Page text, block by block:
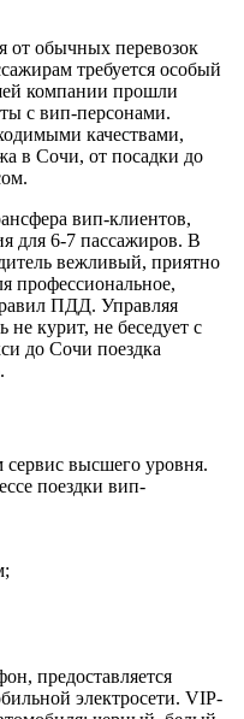
от обычных перевозок
требуется особый
компании прошли
с вип-персонами.
качествами,
в Сочи, от посадки до
вип-клиентов,
для 6-7 пассажиров. В
вежливый, приятно
профессиональное,
ПДД. Управляя
не курит, не беседует с
до Сочи поездка
сервис высшего уровня.
поездки вип-
предоставляется
электросети. VIP-